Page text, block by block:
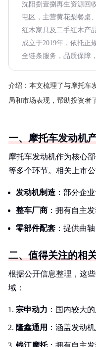
沈阳捌壹捌再生资源回
屯区，主营黄花梨餐桌
红木家具及二手红木产
成立于2019年，依托正
全链条服务，品质保障
介绍： 本文梳理了与摩托车
局和市场表现，帮助投资者
一、摩托车发动机
摩托车发动机作为核心
等多个环节。相关上市
发动机制造 ：部分企
整车厂商 ：拥有自主
零部件配套 ：提供曲
二、值得关注的相
根据公开信息整理，这
域：
宗申动力 ：国内较大
隆鑫通用 ：涵盖发动
钱江摩托：拥有自主